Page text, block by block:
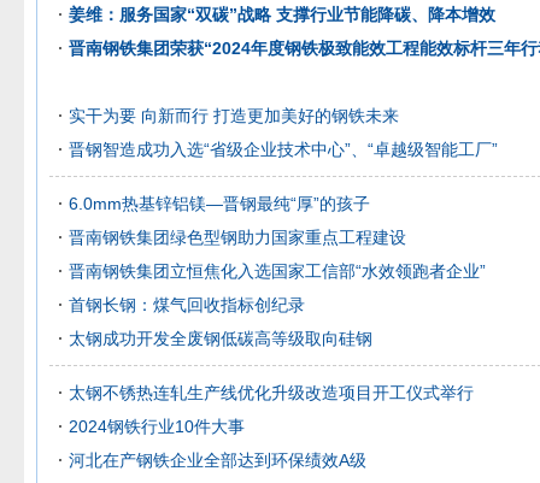
姜维：服务国家“双碳”战略 支撑行业节能降碳、降本增效
晋南钢铁集团荣获“2024年度钢铁极致能效工程能效标杆三年
实干为要 向新而行 打造更加美好的钢铁未来
晋钢智造成功入选“省级企业技术中心”、“卓越级智能工厂”
6.0mm热基锌铝镁—晋钢最纯“厚”的孩子
晋南钢铁集团绿色型钢助力国家重点工程建设
晋南钢铁集团立恒焦化入选国家工信部“水效领跑者企业”
首钢长钢：煤气回收指标创纪录
太钢成功开发全废钢低碳高等级取向硅钢
太钢不锈热连轧生产线优化升级改造项目开工仪式举行
2024钢铁行业10件大事
河北在产钢铁企业全部达到环保绩效A级